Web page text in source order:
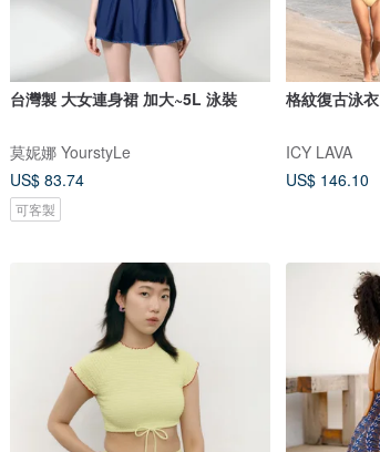
台灣製 大女連身裙 加大~5L 泳裝
莫妮娜 YourstyLe
US$ 83.74
可客製
格紋復古泳衣
ICY LAVA
US$ 146.10